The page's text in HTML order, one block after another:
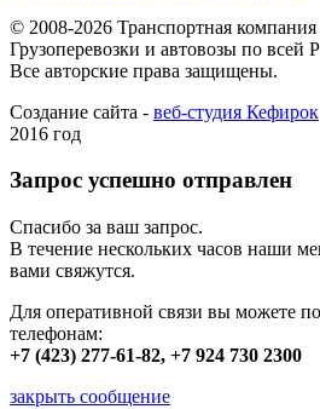
© 2008-2026 Транспортная
Грузоперевозки и автовозы по всей
Все авторские права защищены.
Создание сайта - веб-студия Кефирок
2016 год
Запрос успешно отправлен
Спасибо за ваш запрос.
В течение нескольких часов наши
вами свяжутся.
Для оперативной связи вы можете
телефонам:
+7 (423) 277-61-82, +7 924 730 2300
закрыть сообщение